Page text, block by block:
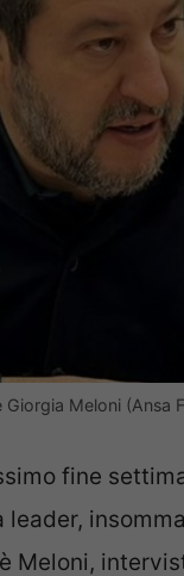
Giorgia Meloni (Ansa
fine
leader,
Meloni,